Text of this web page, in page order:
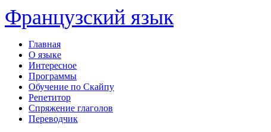
Французский язык
Главная
О языке
Интересное
Программы
Обучение по Скайпу
Репетитор
Спряжение глаголов
Переводчик